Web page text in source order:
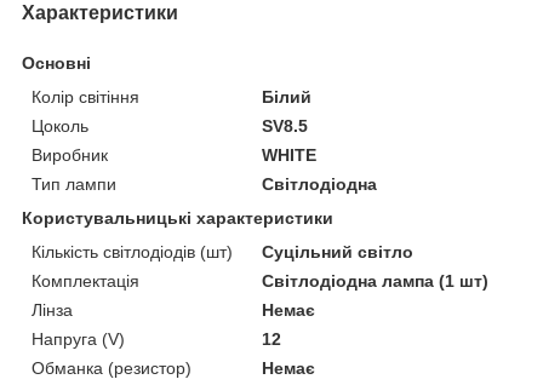
Характеристики
Основні
Колір світіння
Білий
Цоколь
SV8.5
Виробник
WHITE
Тип лампи
Світлодіодна
Користувальницькі характеристики
Кількість світлодіодів (шт)
Суцільний світло
Комплектація
Світлодіодна лампа (1 шт)
Лінза
Немає
Напруга (V)
12
Обманка (резистор)
Немає